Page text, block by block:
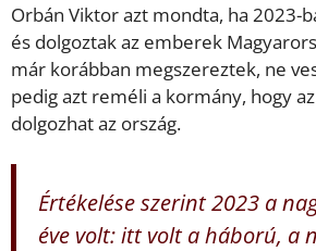
Orbán Viktor azt mondta, ha 2023-
és dolgoztak az emberek
már korábban megszereztek, ne
pedig azt reméli a kormány, hogy
dolgozhat az ország.
Értékelése szerint 2023 a
éve volt: itt volt a háború, a